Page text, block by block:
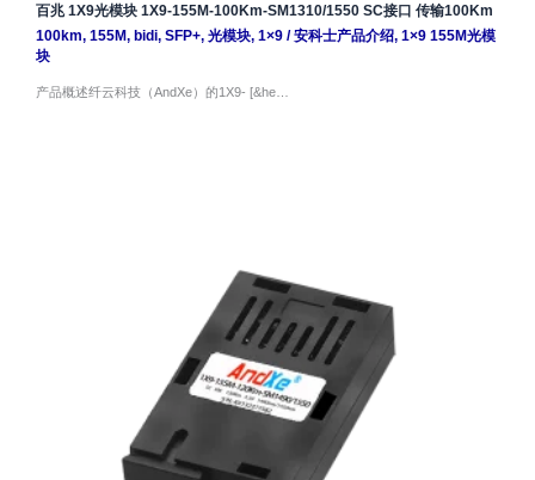
百兆 1X9光模块 1X9-155M-100Km-SM1310/1550 SC接口 传输100Km
100km, 155M, bidi, SFP+, 光模块, 1×9/安科士产品介绍, 1×9 155M光模
块
产品概述纤云科技（AndXe）的1X9- [&he…